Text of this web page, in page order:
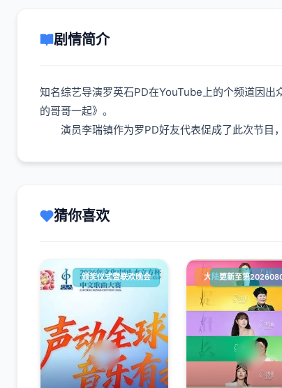
剧情简介
知名综艺导演罗英石PD在YouTube上的个频道因
的哥哥一起》。
演员李瑞镇作为罗PD好友代表促成了此次节目，
猜你喜欢
颁奖仪式暨联欢晚会 大陆综艺更新至第